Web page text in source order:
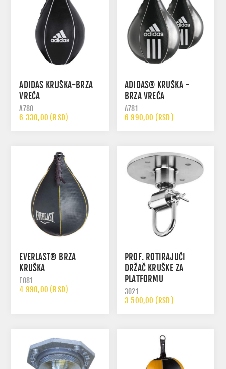
ADIDAS KRUŠKA-BRZA
VREĆA
A780
6.330,00 (RSD)
ADIDAS® KRUŠKA -
BRZA VREĆA
A781
6.990,00 (RSD)
EVERLAST® BRZA
KRUŠKA
E081
4.990,00 (RSD)
PROF. ROTIRAJUĆI
DRŽAČ KRUŠKE ZA
PLATFORMU
3021
3.500,00 (RSD)